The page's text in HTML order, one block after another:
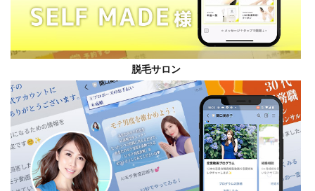
脱毛サロン